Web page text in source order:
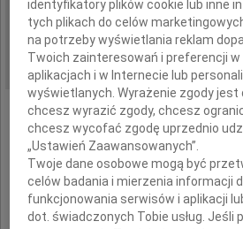
REGION: cała Polska
DATA EMISJI: 02.03.2018
Byłeś serca
identyfikatory plików cookie lub inne
tych plikach do celów
na potrzeby wyświetlania reklam
Twoich zainteresowań i preferencji
aplikacjach i w Internecie lub
wyświetlanych. Wyrażenie zgody jest
chcesz wyrazić zgody, chcesz
chcesz wycofać zgodę uprzednio
„Ustawień Zaawansowanych”.
Twoje dane osobowe mogą być
celów badania i mierzenia informacji
funkcjonowania serwisów i aplikacji
dot. świadczonych Tobie usług. Jeśli